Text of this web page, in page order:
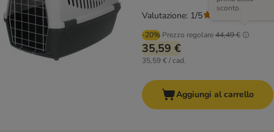
-20% Prezzo regolare44,49 €
sconto.
35,59 €
35,59 € / cad.
Valutazione: 1/5
Aggiungi al carrello